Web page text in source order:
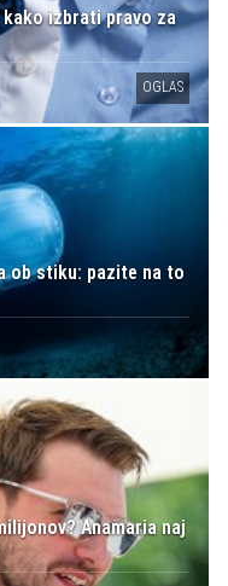
izbrati pravo za
OGLAS
ob stiku: pazite na to
Anamaria naj